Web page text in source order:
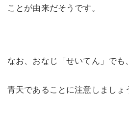
ことが由来だそうです。
なお、おなじ「せいてん」でも
青天であることに注意しましょ